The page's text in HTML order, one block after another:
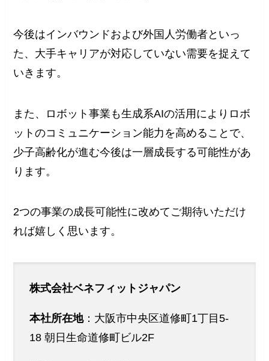
今後はインバウンドおよび外国人労働者といっ
た、大手キャリアが対応していない需要を捉えて
いきます。
また、ロボット事業も生成系AIの活用によりロボ
ットのコミュニケーション能力を高めることで、
少子高齢化が進む今後は一層成長する可能性があ
ります。
2つの事業の成長可能性に改めてご期待いただけ
れば嬉しく思います。
株式会社ベネフィットジャパン
本社所在地：大阪市中央区道修町1丁目5-
18 朝日生命道修町ビル2F